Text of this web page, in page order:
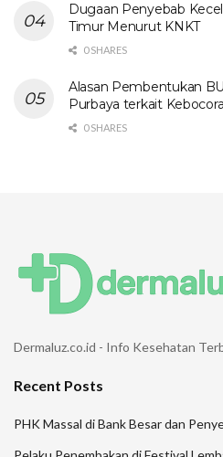
Dugaan Penyebab
Timur Menurut KNKT
0 SHARES
Alasan Pembentukan
Purbaya terkait
0 SHARES
Dermaluz.co.id - Info Kesehatan
Recent Posts
PHK Massal di Bank Besar dan